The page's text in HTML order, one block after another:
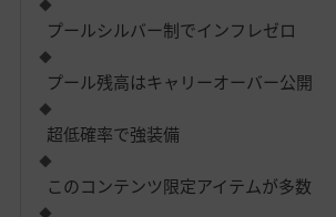
プールシルバー制でインフレゼロ
プール残高はキャリーオーバー公開
超低確率で強装備
このコンテンツ限定アイテムが多数